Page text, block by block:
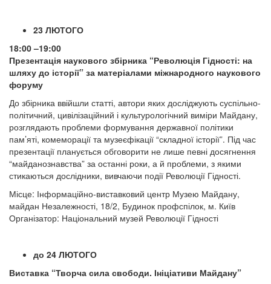
23 ЛЮТОГО
18:00 –19:00
Презентація наукового збірника “Революція Гідності: на
шляху до історії” за матеріалами міжнародного наукового
форуму
До збірника ввійшли статті, автори яких досліджують суспільно-
політичний, цивілізаційний і культурологічний виміри Майдану,
розглядають проблеми формування державної політики
пам’яті, комеморації та музеєфікації “складної історії”. Під час
презентації планується обговорити не лише певні досягнення
“майданознавства” за останні роки, а й проблеми, з якими
стикаються дослідники, вивчаючи події Революції Гідності.
Місце: Інформаційно-виставковий центр Музею Майдану,
майдан Незалежності, 18/2, Будинок профспілок, м. Київ
Організатор: Національний музей Революції Гідності
до 24 ЛЮТОГО
Виставка “Творча сила свободи. Ініціативи Майдану”